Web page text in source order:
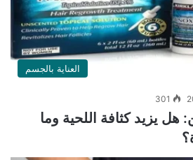
العناية بالجسم
301
هل يزيد كثافة اللحية وما